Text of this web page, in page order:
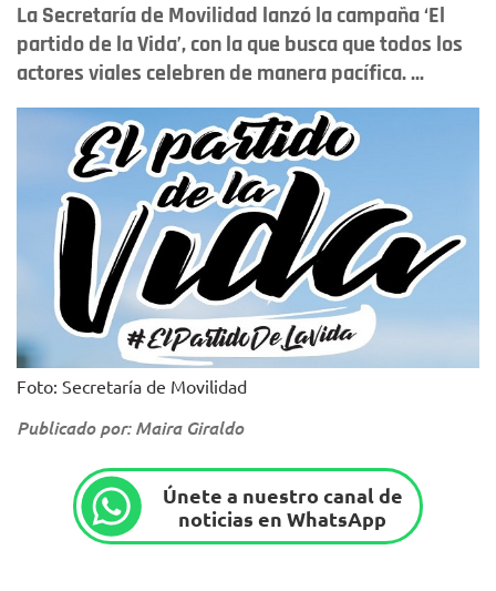
La Secretaría de Movilidad lanzó la campaña ‘El
partido de la Vida’, con la que busca que todos los
actores viales celebren de manera pacífica. ...
Foto: Secretaría de Movilidad
Publicado por: Maira Giraldo
Únete a nuestro canal de
noticias en WhatsApp